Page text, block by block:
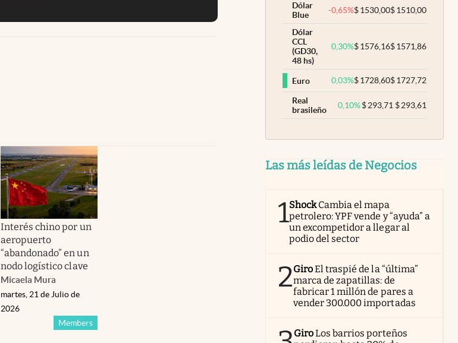
Interés chino por un
aeropuerto
“abandonado” en un
nodo logístico clave
Micaela Mura
Members
martes, 21 de Julio de
2026
Dólar
Blue
-0,65%$1530,00$1510,00
Dólar
CCL
(GD30,
48 hs)
0,30%$1576,16$1571,86
Euro 0,03%$1728,60$1727,72
Real
brasileño
0,10% $293,71 $293,61
Las más leídas de Negocios
1Shock Cambia el mapa
petrolero: YPF vende y “ayuda” a
un excompetidor a llegar al
podio del sector
2GiroEl traspié de la “última”
marca de zapatillas: de
fabricar 1 millón de pares a
vender 300.000 importadas
GiroLos barrios porteños